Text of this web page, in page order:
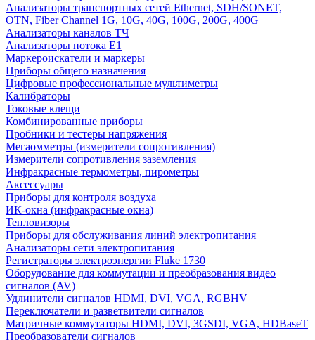
Анализаторы транспортных сетей Ethernet, SDH/SONET,
OTN, Fiber Channel 1G, 10G, 40G, 100G, 200G, 400G
Анализаторы каналов ТЧ
Анализаторы потока Е1
Маркероискатели и маркеры
Приборы общего назначения
Цифровые профессиональные мультиметры
Калибраторы
Токовые клещи
Комбинированные приборы
Пробники и тестеры напряжения
Мегаомметры (измерители сопротивления)
Измерители сопротивления заземления
Инфракрасные термометры, пирометры
Аксессуары
Приборы для контроля воздуха
ИК-окна (инфракрасные окна)
Тепловизоры
Приборы для обслуживания линий электропитания
Анализаторы сети электропитания
Регистраторы электроэнергии Fluke 1730
Оборудование для коммутации и преобразования видео
сигналов (AV)
Удлинители сигналов HDMI, DVI, VGA, RGBHV
Переключатели и разветвители сигналов
Матричные коммутаторы HDMI, DVI, 3GSDI, VGA, HDBaseT
Преобразователи сигналов